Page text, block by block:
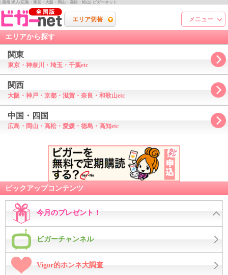
| 風俗 求人(広島・東京・大阪・岡山・高松・松山) ビガーネット
エリア切替 メニュー
エリアから探す
関東
東京・神奈川・埼玉・千葉etc
関西
大阪・神戸・京都・滋賀・奈良・和歌山etc
中国・四国
広島・岡山・高松・愛媛・徳島・高知etc
ピックアップコンテンツ
今月のプレゼント！
ビガーチャンネル
Vigor的ホンネ大調査